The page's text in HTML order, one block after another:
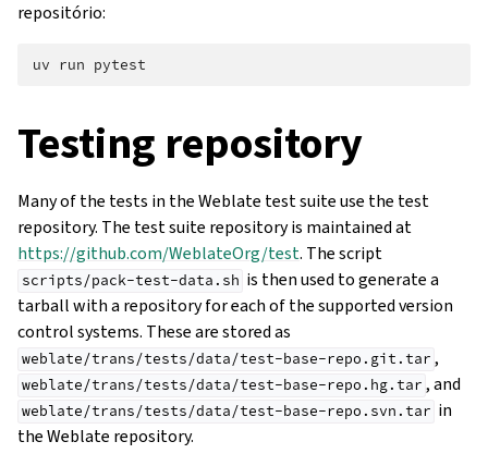
repositório:
uv run
Testing repository
Many of the tests in the Weblate test suite use the test
repository. The test suite repository is maintained at
https://github.com/WeblateOrg/test. The script
scripts/pack-test-data.sh is then used to generate a
tarball with a repository for each of the supported version
control systems. These are stored as
weblate/trans/tests/data/test-base-repo.git.tar ,
weblate/trans/tests/data/test-base-repo.hg.tar , and
weblate/trans/tests/data/test-base-repo.svn.tar in
the Weblate repository.